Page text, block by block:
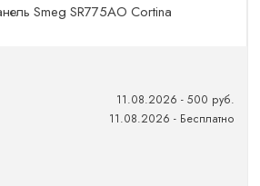
Smeg SR775AO Cortina
11.08.2026 - 500 руб.
11.08.2026 - Бесплатно